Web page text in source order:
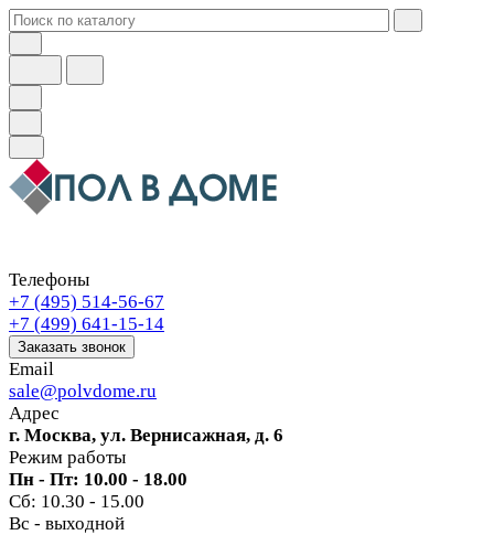
Телефоны
+7 (495) 514-56-67
+7 (499) 641-15-14
Заказать звонок
Email
sale@polvdome.ru
Адрес
г. Москва, ул. Вернисажная, д. 6
Режим работы
Пн - Пт: 10.00 - 18.00
Сб: 10.30 - 15.00
Вс - выходной